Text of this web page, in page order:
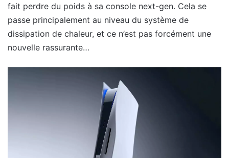
fait perdre du poids à sa console next-gen. Cela se
passe principalement au niveau du système de
dissipation de chaleur, et ce n’est pas forcément une
nouvelle rassurante…